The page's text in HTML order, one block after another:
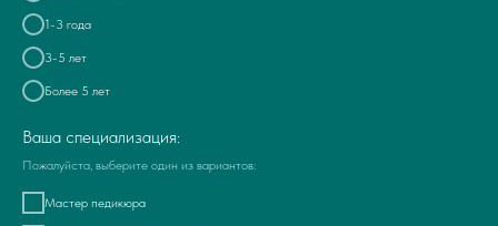
1-3 года
3-5 лет
Более 5 лет
Ваша специализация:
Пожалуйста, выберите один из вариантов:
Мастер педикюра